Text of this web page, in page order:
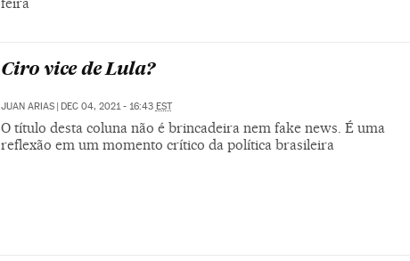
Ciro vice de Lula?
JUAN ARIAS DEC 04, 2021 - 16:43 EST
O título desta coluna não é brincadeira nem fake news. É uma
reflexão em um momento crítico da política brasileira